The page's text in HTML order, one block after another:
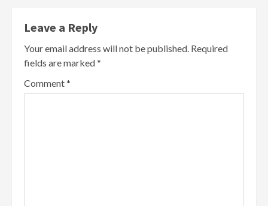
Leave a Reply
Your email address will not be published. Required
fields are marked*
Comment*